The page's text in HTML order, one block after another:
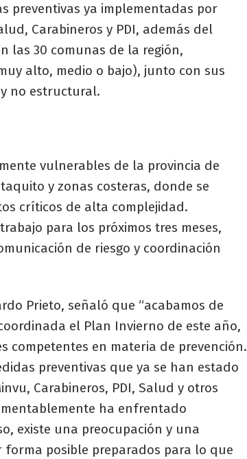
preventivas ya implementadas por
Carabineros y PDI, además del
las 30 comunas de la región,
alto, medio o bajo), junto con sus
no estructural.
vulnerables de la provincia de
y zonas costeras, donde se
críticos de alta complejidad.
para los próximos tres meses,
de riesgo y coordinación
Prieto, señaló que “acabamos de
el Plan Invierno de este año,
competentes en materia de prevención.
preventivas que ya se han estado
Carabineros, PDI, Salud y otros
ha enfrentado
existe una preocupación y una
posible preparados para lo que